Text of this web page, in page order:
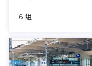
6 组